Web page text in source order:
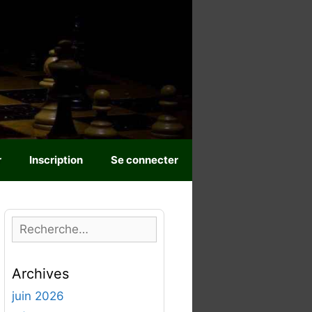
Inscription Se connecter
e
h
e
Archives
juin 2026